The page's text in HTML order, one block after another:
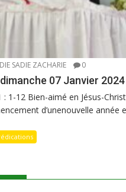
SADIE ZACHARIE 0
07 Janvier 2024
1-12 Bien-aimé en Jésus-
d’unenouvelle année